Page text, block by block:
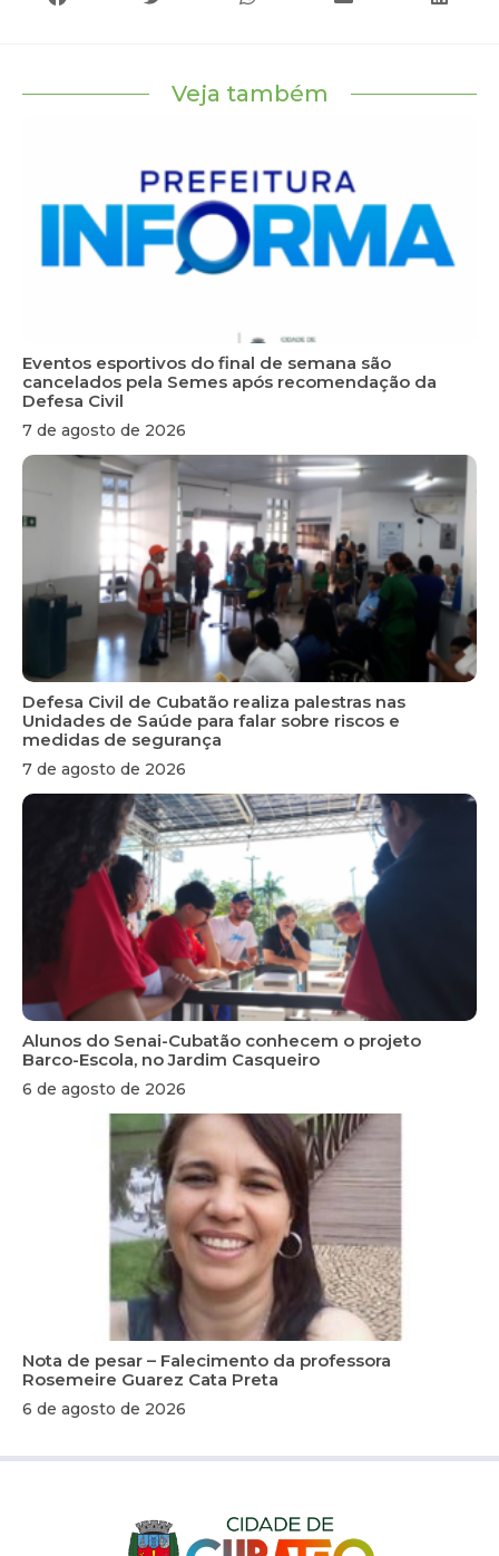
Veja também
Eventos esportivos do final de semana são
cancelados pela Semes após recomendação da
Defesa Civil
7 de agosto de 2026
Defesa Civil de Cubatão realiza palestras nas
Unidades de Saúde para falar sobre riscos e
medidas de segurança
7 de agosto de 2026
Alunos do Senai-Cubatão conhecem o projeto
Barco-Escola, no Jardim Casqueiro
6 de agosto de 2026
Nota de pesar – Falecimento da professora
Rosemeire Guarez Cata Preta
6 de agosto de 2026